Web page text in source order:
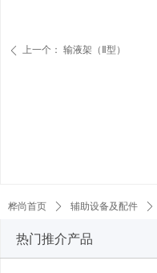
桦尚首页 ꄲ 辅助设备及配件 ꄲ
ꄴ 上一个： 输液架（Ⅱ型）
热门推介产品